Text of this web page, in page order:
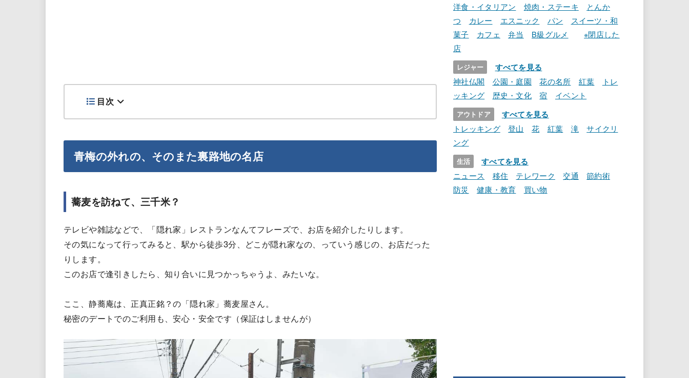
目次
青梅の外れの、そのまた裏路地の名店
蕎麦を訪ねて、三千米？
テレビや雑誌などで、「隠れ家」レストランなんてフレーズで、お店を紹介したりします。
その気になって行ってみると、駅から徒歩3分、どこが隠れ家なの、っていう感じの、お店だった
りします。
このお店で逢引きしたら、知り合いに見つかっちゃうよ、みたいな。
ここ、静蕎庵は、正真正銘？の「隠れ家」蕎麦屋さん。
秘密のデートでのご利用も、安心・安全です（保証はしませんが）
洋食・イタリアン
焼肉・ステーキ
とんか
つ
カレー エスニック パン
スイーツ・和
菓子
カフェ 弁当 B級グルメ
※閉店した
店
レジャー すべてを見る
神社仏閣 公園・庭園 花の名所 紅葉
トレ
ッキング
歴史・文化 宿 イベント
アウトドア すべてを見る
トレッキング 登山 花 紅葉 滝
サイクリ
ング
生活 すべてを見る
ニュース 移住 テレワーク 交通
節約術
防災
健康・教育 買い物